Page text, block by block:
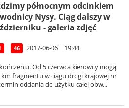
północnym odcinkiem
Nysy. Ciąg dalszy w
- galeria zdjęć
46 2017-06-06 | 19:44
Od 5 czerwca kierowcy mogą
km fragmentu w ciągu drogi krajowej nr
oddania do użytku całej obw...